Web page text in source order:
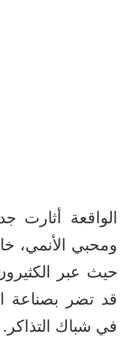
ومحبي الأنمي،
حيث عبر
قد تضر بصناعة
في شباك التذاكر.